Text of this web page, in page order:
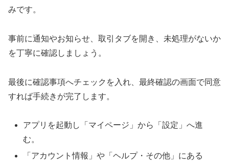
みです。
事前に通知やお知らせ、取引タブを開き、未処理がないか
を丁寧に確認しましょう。
最後に確認事項へチェックを入れ、最終確認の画面で同意
すれば手続きが完了します。
アプリを起動し「マイページ」から「設定」へ進
む。
「アカウント情報」や「ヘルプ・その他」にある